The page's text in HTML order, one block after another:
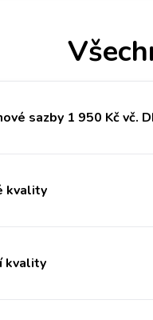
sazby 1 950 Kč vč.
kvality
kvality